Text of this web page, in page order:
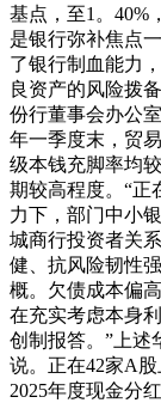
基点，至1。40%
是银行弥补焦点
了银行制血能力
良资产的风险拨
份行董事会办公
年一季度末，贸
级本钱充脚率均
期较高程度。“正
力下，部门中小
城商行投资者关
健、抗风险韧性
概。欠债成本偏
在充实考虑本身
创制报答。”上述
说。正在42家A
2025年度现金分